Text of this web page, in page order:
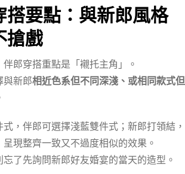
搭要點：與新郎風格
搶戲
郎穿搭重點是「襯托主角」。
與新郎相近色系但不同深淺、或相同款式但
，伴郎可選擇淺藍雙件式；新郎打領結，
現整齊一致又不過度相似的效果。
了先詢問新郎好友婚宴的當天的造型。